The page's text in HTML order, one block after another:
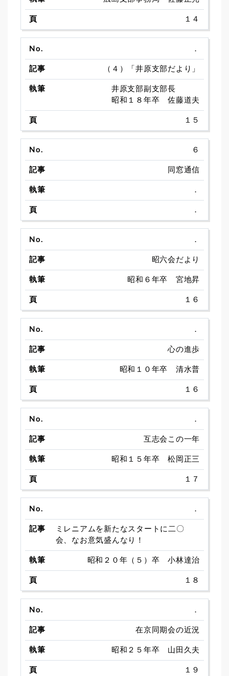
１４
．
（４）「井原支部だより」
井原支部副支部長
昭和１８年卒 佐藤道夫
１５
６
同窓通信
．
．
．
昭六会だより
昭和６年卒 宮地昇
１６
．
心の進歩
昭和１０年卒 清水普
１６
．
互志会この一年
昭和１５年卒 松岡正三
１７
．
ミレニアムを新たなスタートに二〇
会、なお意気盛んなり！
昭和２０年（５）卒 小林達治
１８
．
在京同期会の近況
昭和２５年卒 山田久夫
１９